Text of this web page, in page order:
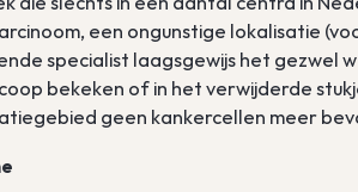
een ongunstige lokalisatie
specialist laagsgewijs het gezwel
bekeken of in het verwijderde
geen kankercellen meer